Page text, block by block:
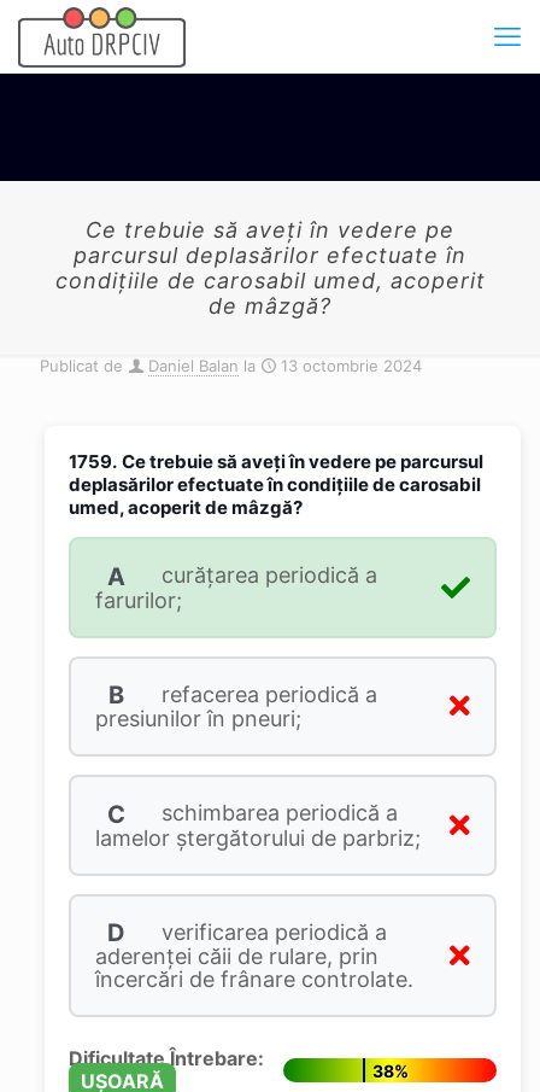
Ce trebuie să aveți în vedere pe
parcursul deplasărilor efectuate în
condițiile de carosabil umed, acoperit
de mâzgă?
Publicat de Daniel Balan la 13 octombrie 2024
1759. Ce trebuie să aveți în vedere pe parcursul
deplasărilor efectuate în condițiile de carosabil
umed, acoperit de mâzgă?
A
curățarea periodică a
farurilor;
B
refacerea periodică a
presiunilor în pneuri;
C
schimbarea periodică a
lamelor ștergătorului de parbriz;
D
verificarea periodică a
aderenței căii de rulare, prin
încercări de frânare controlate.
Dificultate Întrebare:
UȘOARĂ
38%